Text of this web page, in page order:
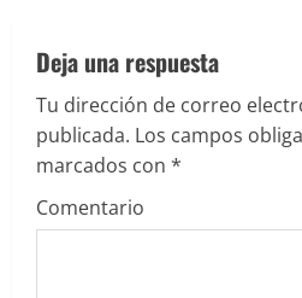
l
e
y
e
Deja una respuesta
Tu dirección de correo
publicada. Los campos
marcados con *
Comentario